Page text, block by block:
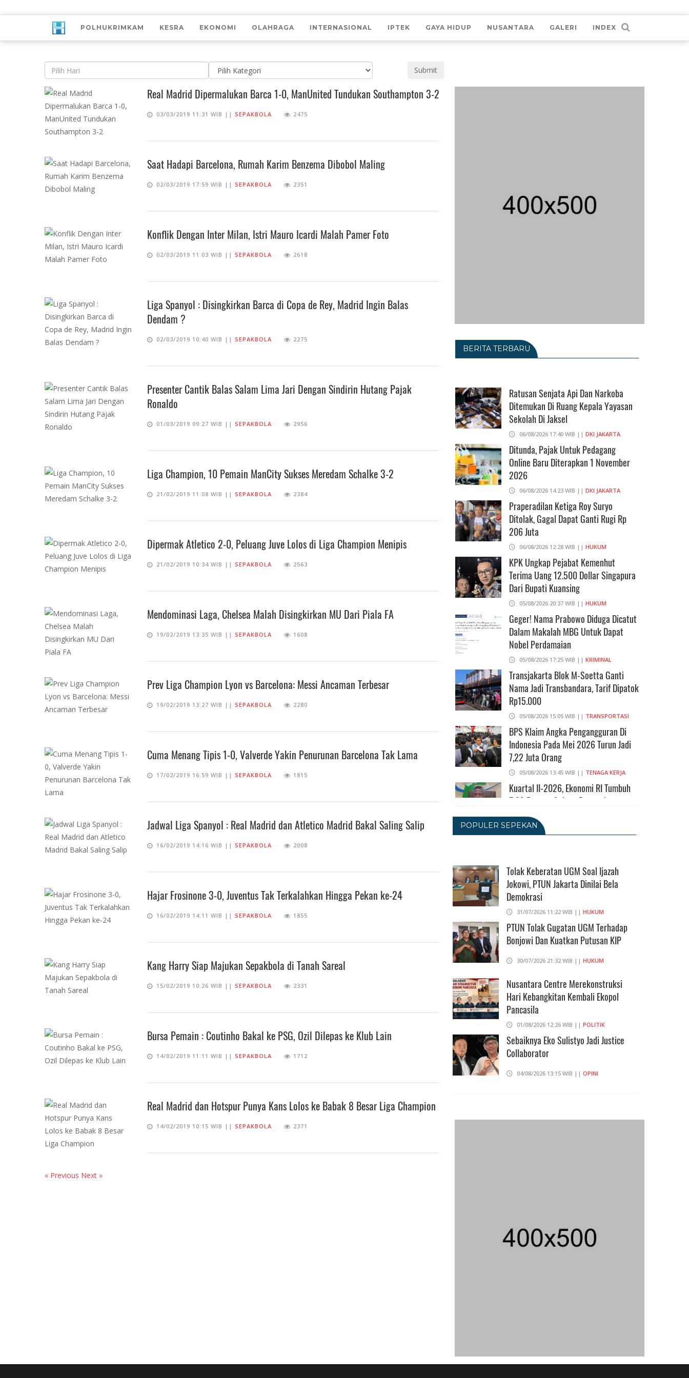
POLHUKRIMKAM KESRA EKONOMI OLAHRAGA INTERNASIONAL IPTEK GAYA HIDUP NUSANTARA GALERI INDEX
Submit
Real Madrid Dipermalukan Barca 1-0, ManUnited Tundukan Southampton 3-2
03/03/2019 11:31 WIB || SEPAKBOLA 2475
Saat Hadapi Barcelona, Rumah Karim Benzema Dibobol Maling
02/03/2019 17:59 WIB || SEPAKBOLA 2351
Konflik Dengan Inter Milan, Istri Mauro Icardi Malah Pamer Foto
02/03/2019 11:03 WIB || SEPAKBOLA 2618
Liga Spanyol : Disingkirkan Barca di Copa de Rey, Madrid Ingin Balas
Dendam ?
02/03/2019 10:40 WIB || SEPAKBOLA 2275
Presenter Cantik Balas Salam Lima Jari Dengan Sindirin Hutang Pajak
Ronaldo
01/03/2019 09:27 WIB || SEPAKBOLA 2956
Liga Champion, 10 Pemain ManCity Sukses Meredam Schalke 3-2
21/02/2019 11:08 WIB || SEPAKBOLA 2384
Dipermak Atletico 2-0, Peluang Juve Lolos di Liga Champion Menipis
21/02/2019 10:34 WIB || SEPAKBOLA 2563
Mendominasi Laga, Chelsea Malah Disingkirkan MU Dari Piala FA
19/02/2019 13:35 WIB || SEPAKBOLA 1608
Prev Liga Champion Lyon vs Barcelona: Messi Ancaman Terbesar
19/02/2019 13:27 WIB || SEPAKBOLA 2280
Cuma Menang Tipis 1-0, Valverde Yakin Penurunan Barcelona Tak Lama
17/02/2019 16:59 WIB || SEPAKBOLA 1815
Jadwal Liga Spanyol : Real Madrid dan Atletico Madrid Bakal Saling Salip
16/02/2019 14:16 WIB || SEPAKBOLA 2008
Hajar Frosinone 3-0, Juventus Tak Terkalahkan Hingga Pekan ke-24
16/02/2019 14:11 WIB || SEPAKBOLA 1855
Kang Harry Siap Majukan Sepakbola di Tanah Sareal
15/02/2019 10:26 WIB || SEPAKBOLA 2331
Bursa Pemain : Coutinho Bakal ke PSG, Ozil Dilepas ke Klub Lain
14/02/2019 11:11 WIB || SEPAKBOLA 1712
Real Madrid dan Hotspur Punya Kans Lolos ke Babak 8 Besar Liga Champion
14/02/2019 10:15 WIB || SEPAKBOLA 2371
« Previous Next »
BERITA TERBARU
Ratusan Senjata Api Dan Narkoba
Ditemukan Di Ruang Kepala Yayasan
Sekolah Di Jaksel
06/08/2026 17:40 WIB || DKI JAKARTA
Ditunda, Pajak Untuk Pedagang
Online Baru Diterapkan 1 November
2026
06/08/2026 14:23 WIB || DKI JAKARTA
Praperadilan Ketiga Roy Suryo
Ditolak, Gagal Dapat Ganti Rugi Rp
206 Juta
06/08/2026 12:28 WIB || HUKUM
KPK Ungkap Pejabat Kemenhut
Terima Uang 12.500 Dollar Singapura
Dari Bupati Kuansing
05/08/2026 20:37 WIB || HUKUM
Geger! Nama Prabowo Diduga Dicatut
Dalam Makalah MBG Untuk Dapat
Nobel Perdamaian
05/08/2026 17:25 WIB || KRIMINAL
Transjakarta Blok M-Soetta Ganti
Nama Jadi Transbandara, Tarif Dipatok
Rp15.000
05/08/2026 15:05 WIB || TRANSPORTASI
BPS Klaim Angka Pengangguran Di
Indonesia Pada Mei 2026 Turun Jadi
7,22 Juta Orang
05/08/2026 13:45 WIB || TENAGA KERJA
Kuartal II-2026, Ekonomi RI Tumbuh
5,29 Persen, Sektor Pertambangan
Alami Kontraksi
05/08/2026 13:16 WIB ||
Maklumat Merdeka Barat
04/08/2026 22:54 WIB ||MAKRO/MIKRO
Eksepsinya Diterima Hakim, Dokter
Tifa Praperadilankan Kejaksaan
04/08/2026 18:37 WIB ||HUKUM
POPULER SEPEKAN
Tolak Keberatan UGM Soal Ijazah
Jokowi, PTUN Jakarta Dinilai Bela
Demokrasi
31/07/2026 11:22 WIB || HUKUM
PTUN Tolak Gugatan UGM Terhadap
Bonjowi Dan Kuatkan Putusan KIP
30/07/2026 21:32 WIB || HUKUM
Nusantara Centre Merekonstruksi
Hari Kebangkitan Kembali Ekopol
Pancasila
01/08/2026 12:26 WIB || POLITIK
Sebaiknya Eko Sulistyo Jadi Justice
Collaborator
04/08/2026 13:15 WIB || OPINI
Mikro
SPPG Karangturi
02/08/2026 14:42 WIB || KESEHATAN
31/07/2026 18:56 WIB ||HUKUM